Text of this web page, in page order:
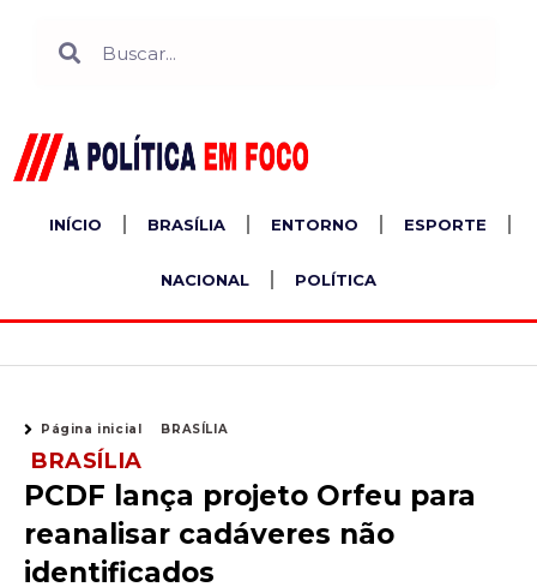
INÍCIO BRASÍLIA ENTORNO ESPORTE
NACIONAL POLÍTICA
Página inicial BRASÍLIA
BRASÍLIA
PCDF lança projeto Orfeu para
reanalisar cadáveres não
identificados